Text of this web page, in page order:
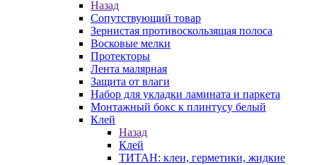
Назад
Сопутствующий товар
Зернистая противоскользящая полоса
Восковые мелки
Протекторы
Лента малярная
Защита от влаги
Набор для укладки ламината и паркета
Монтажный бокс к плинтусу белый
Клей
Назад
Клей
ТИТАН: клеи, герметики, жидкие